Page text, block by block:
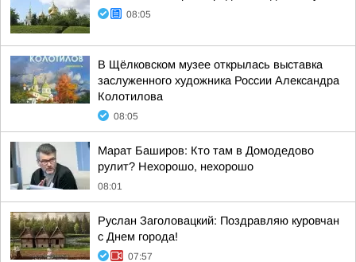
08:05
В Щёлковском музее открылась выставка
заслуженного художника России Александра
Колотилова
08:05
Марат Баширов: Кто там в Домодедово
рулит? Нехорошо, нехорошо
08:01
Руслан Заголовацкий: Поздравляю куровчан
с Днем города!
07:57